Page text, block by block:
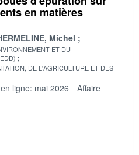
en matières
Michel
ET DU
DE L'AGRICULTURE ET DES
ligne: mai 2026
Affaire